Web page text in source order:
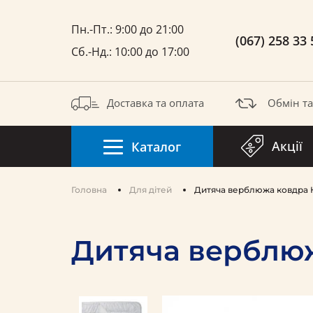
Пн.-Пт.: 9:00 до 21:00
Сб.-Нд.: 10:00 до 17:00
(067) 258 33
Доставка та оплата Обмін
Каталог Акції
Головна Для дітей Дитяча верблюжа ковдра
Дитяча